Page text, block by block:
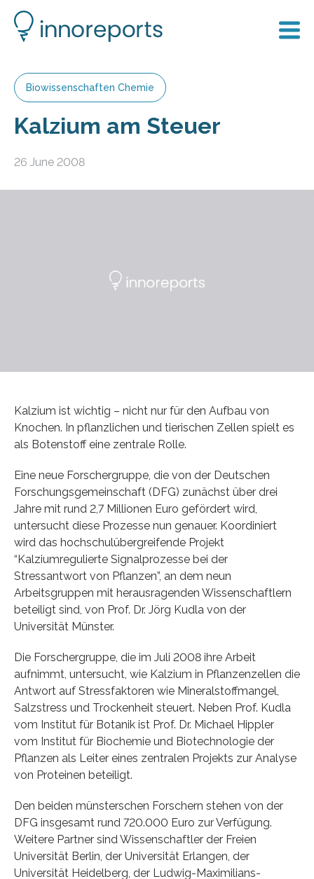
Biowissenschaften Chemie
Kalzium am Steuer
26 June 2008
Kalzium ist wichtig – nicht nur für den Aufbau von
Knochen. In pflanzlichen und tierischen Zellen spielt es
als Botenstoff eine zentrale Rolle.
Eine neue Forschergruppe, die von der Deutschen
Forschungsgemeinschaft (DFG) zunächst über drei
Jahre mit rund 2,7 Millionen Euro gefördert wird,
untersucht diese Prozesse nun genauer. Koordiniert
wird das hochschulübergreifende Projekt
“Kalziumregulierte Signalprozesse bei der
Stressantwort von Pflanzen”, an dem neun
Arbeitsgruppen mit herausragenden Wissenschaftlern
beteiligt sind, von Prof. Dr. Jörg Kudla von der
Universität Münster.
Die Forschergruppe, die im Juli 2008 ihre Arbeit
aufnimmt, untersucht, wie Kalzium in Pflanzenzellen die
Antwort auf Stressfaktoren wie Mineralstoffmangel,
Salzstress und Trockenheit steuert. Neben Prof. Kudla
vom Institut für Botanik ist Prof. Dr. Michael Hippler
vom Institut für Biochemie und Biotechnologie der
Pflanzen als Leiter eines zentralen Projekts zur Analyse
von Proteinen beteiligt.
Den beiden münsterschen Forschern stehen von der
DFG insgesamt rund 720.000 Euro zur Verfügung.
Weitere Partner sind Wissenschaftler der Freien
Universität Berlin, der Universität Erlangen, der
Universität Heidelberg, der Ludwig-Maximilians-